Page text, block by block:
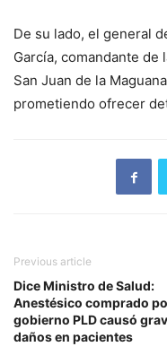
De su lado, el general
García, comandante de
San Juan de la
prometiendo ofrecer
Previous article
Dice Ministro de Salud:
Anestésico comprado
gobierno PLD causó
daños en pacientes